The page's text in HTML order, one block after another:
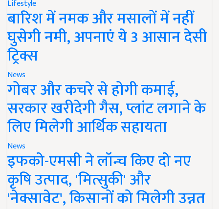
Lifestyle
बारिश में नमक और मसालों में नहीं
घुसेगी नमी, अपनाएं ये 3 आसान देसी
ट्रिक्स
News
गोबर और कचरे से होगी कमाई,
सरकार खरीदेगी गैस, प्लांट लगाने के
लिए मिलेगी आर्थिक सहायता
News
इफको-एमसी ने लॉन्च किए दो नए
कृषि उत्पाद, 'मित्सुकी' और
'नेक्सावेट', किसानों को मिलेगी उन्नत